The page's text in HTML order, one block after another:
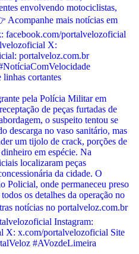
linhas cortantes